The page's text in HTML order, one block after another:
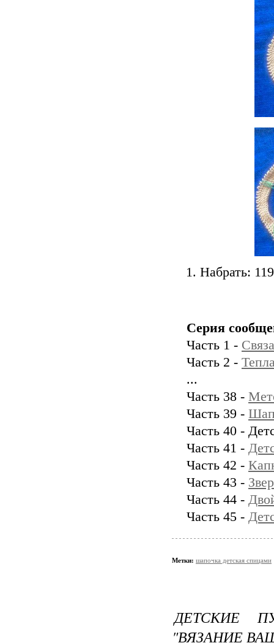
1. Набрать:
Серия
Часть 1 -
Часть 2 -
...
Часть 38 -
Часть 39 -
Часть 40 -
Часть 41 -
Часть 42 -
Часть 43 -
Часть 44 -
Часть 45 -
Метки: шапочка детская спицами
ДЕТСКИЕ
"ВЯЗАНИЕ